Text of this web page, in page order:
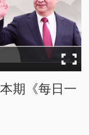
期《每日一